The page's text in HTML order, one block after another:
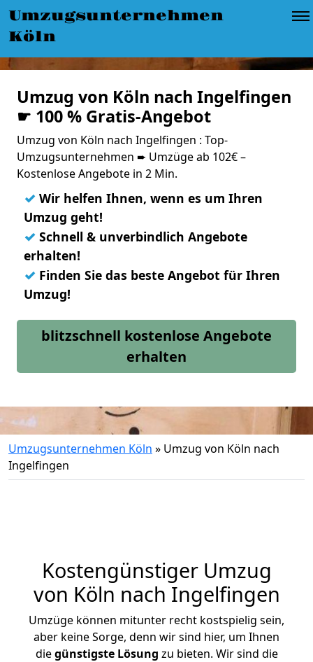
Umzugsunternehmen
Köln
Umzug von Köln nach Ingelfingen
☛ 100 % Gratis-Angebot
Umzug von Köln nach Ingelfingen : Top-
Umzugsunternehmen ➨ Umzüge ab 102€ –
Kostenlose Angebote in 2 Min.
✓ Wir helfen Ihnen, wenn es um Ihren
Umzug geht!
✓ Schnell & unverbindlich Angebote
erhalten!
✓ Finden Sie das beste Angebot für Ihren
Umzug!
blitzschnell kostenlose Angebote
erhalten
Umzugsunternehmen Köln » Umzug von Köln nach
Ingelfingen
Kostengünstiger Umzug
von Köln nach Ingelfingen
Umzüge können mitunter recht kostspielig sein,
aber keine Sorge, denn wir sind hier, um Ihnen
diegünstigste Lösung zu bieten. Wir sind die